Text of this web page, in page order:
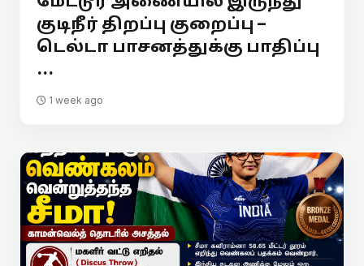
குடிநீர் திறப்பு குறைப்பு –
டெல்டா பாசனத்துக்கு பாதிப்பு
...
1 week ago